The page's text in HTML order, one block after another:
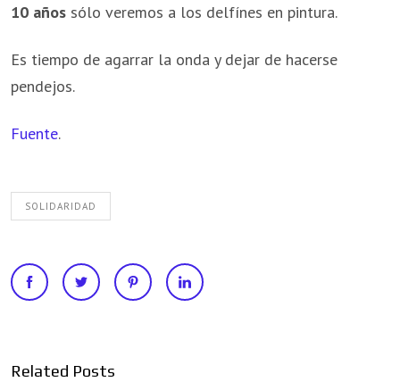
10 años sólo veremos a los delfínes en pintura.
Es tiempo de agarrar la onda y dejar de hacerse
pendejos.
Fuente.
SOLIDARIDAD
Related Posts